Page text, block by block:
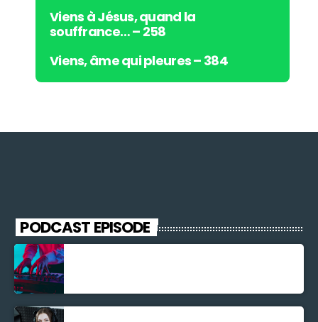
Viens à Jésus, quand la
souffrance… – 258
Viens, âme qui pleures – 384
PODCAST EPISODE